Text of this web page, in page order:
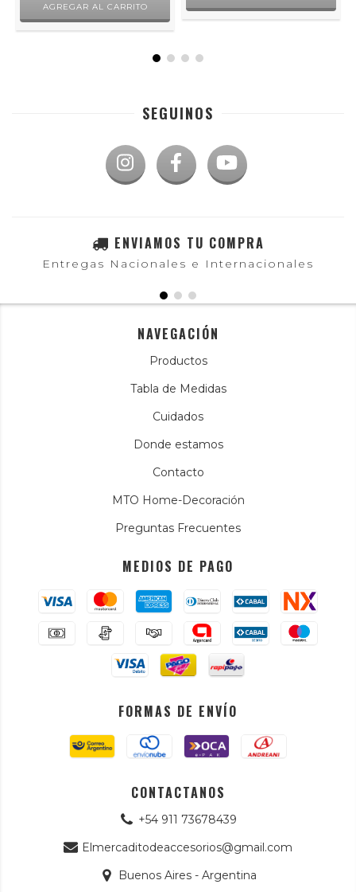
SEGUINOS
ENVIAMOS TU COMPRA
Entregas Nacionales e Internacionales
NAVEGACIÓN
Productos
Tabla de Medidas
Cuidados
Donde estamos
Contacto
MTO Home-Decoración
Preguntas Frecuentes
MEDIOS DE PAGO
FORMAS DE ENVÍO
CONTACTANOS
+54 911 73678439
Elmercaditodeaccesorios@gmail.com
Buenos Aires - Argentina